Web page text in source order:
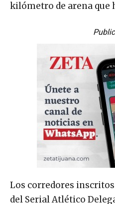
kilómetro de arena que
Los corredores
del Serial Atlético